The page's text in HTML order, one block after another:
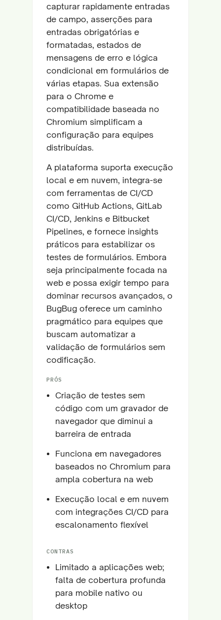
capturar rapidamente entradas
de campo, asserções para
entradas obrigatórias e
formatadas, estados de
mensagens de erro e lógica
condicional em formulários de
várias etapas. Sua extensão
para o Chrome e
compatibilidade baseada no
Chromium simplificam a
configuração para equipes
distribuídas.
A plataforma suporta execução
local e em nuvem, integra-se
com ferramentas de CI/CD
como GitHub Actions, GitLab
CI/CD, Jenkins e Bitbucket
Pipelines, e fornece insights
práticos para estabilizar os
testes de formulários. Embora
seja principalmente focada na
web e possa exigir tempo para
dominar recursos avançados, o
BugBug oferece um caminho
pragmático para equipes que
buscam automatizar a
validação de formulários sem
codificação.
PRÓS
Criação de testes sem
código com um gravador de
navegador que diminui a
barreira de entrada
Funciona em navegadores
baseados no Chromium para
ampla cobertura na web
Execução local e em nuvem
com integrações CI/CD para
escalonamento flexível
CONTRAS
Limitado a aplicações web;
falta de cobertura profunda
para mobile nativo ou
desktop